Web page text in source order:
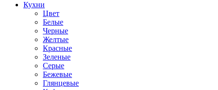
Кухни
Цвет
Белые
Черные
Желтые
Красные
Зеленые
Серые
Бежевые
Глянцевые